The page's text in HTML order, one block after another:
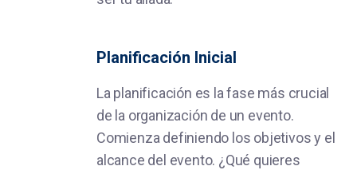
Planificación Inicial
La planificación es la fase más crucial
de la organización de un evento.
Comienza definiendo los objetivos y el
alcance del evento. ¿Qué quieres